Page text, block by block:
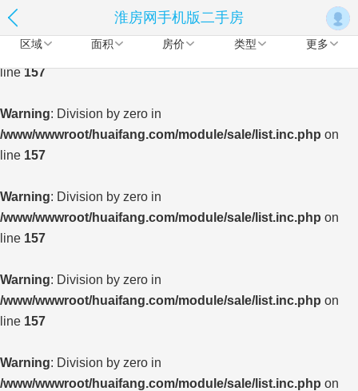
Warning
/www/wwwroot/huaifang.com/module/sale/list.inc.phpon
line157
Warning: Division by zero in
/www/wwwroot/huaifang.com/module/sale/list.inc.php on
line 157
Warning: Division by zero in
/www/wwwroot/huaifang.com/module/sale/list.inc.php on
line 157
Warning: Division by zero in
/www/wwwroot/huaifang.com/module/sale/list.inc.php on
line 157
Warning: Division by zero in
/www/wwwroot/huaifang.com/module/sale/list.inc.php on
淮房网手机版二手房
区域 面积 房价 类型 更多